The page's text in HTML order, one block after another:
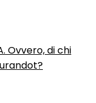
Ovvero, di chi